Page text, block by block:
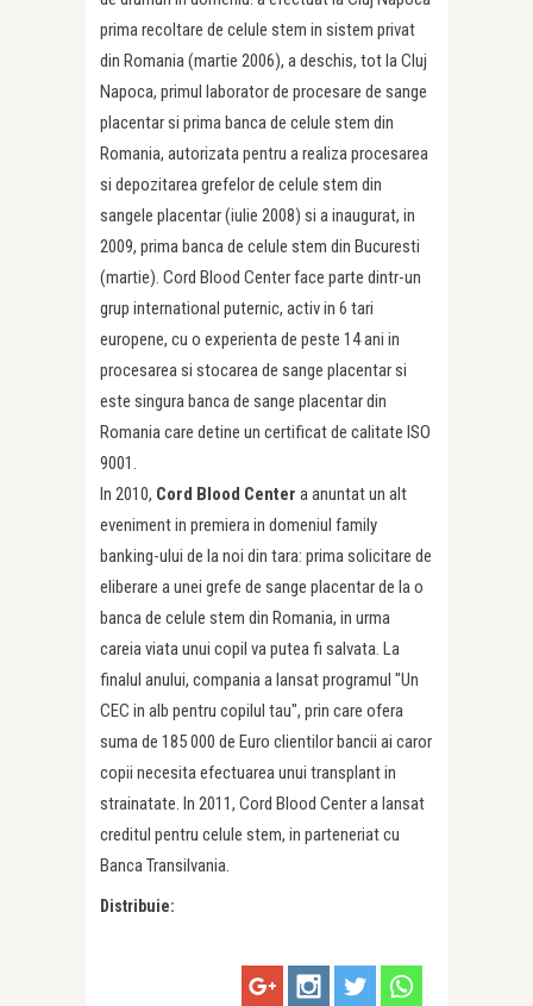
prima recoltare de celule stem in sistem privat
din Romania (martie 2006), a deschis, tot la Cluj
Napoca, primul laborator de procesare de sange
placentar si prima banca de celule stem din
Romania, autorizata pentru a realiza procesarea
si depozitarea grefelor de celule stem din
sangele placentar (iulie 2008) si a inaugurat, in
2009, prima banca de celule stem din Bucuresti
(martie). Cord Blood Center face parte dintr-un
grup international puternic, activ in 6 tari
europene, cu o experienta de peste 14 ani in
procesarea si stocarea de sange placentar si
este singura banca de sange placentar din
Romania care detine un certificat de calitate ISO
9001.
In 2010, Cord Blood Center a anuntat un alt
eveniment in premiera in domeniul family
banking-ului de la noi din tara: prima solicitare de
eliberare a unei grefe de sange placentar de la o
banca de celule stem din Romania, in urma
careia viata unui copil va putea fi salvata. La
finalul anului, compania a lansat programul "Un
CEC in alb pentru copilul tau", prin care ofera
suma de 185 000 de Euro clientilor bancii ai caror
copii necesita efectuarea unui transplant in
strainatate. In 2011, Cord Blood Center a lansat
creditul pentru celule stem, in parteneriat cu
Banca Transilvania.
Distribuie: